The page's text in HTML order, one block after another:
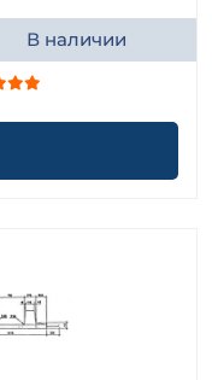
В наличии